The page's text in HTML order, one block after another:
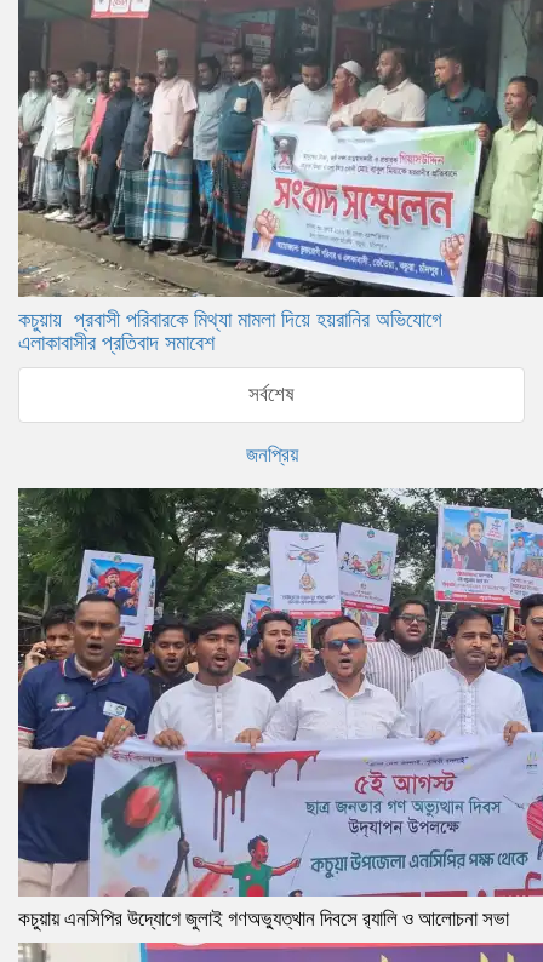
কচুয়ায় প্রবাসী পরিবারকে মিথ্যা মামলা দিয়ে হয়রানির অভিযোগে
এলাকাবাসীর প্রতিবাদ সমাবেশ
সর্বশেষ
জনপ্রিয়
কচুয়ায় এনসিপির উদ্যোগে জুলাই গণঅভ্যুত্থান দিবসে র‌্যালি ও আলোচনা সভা